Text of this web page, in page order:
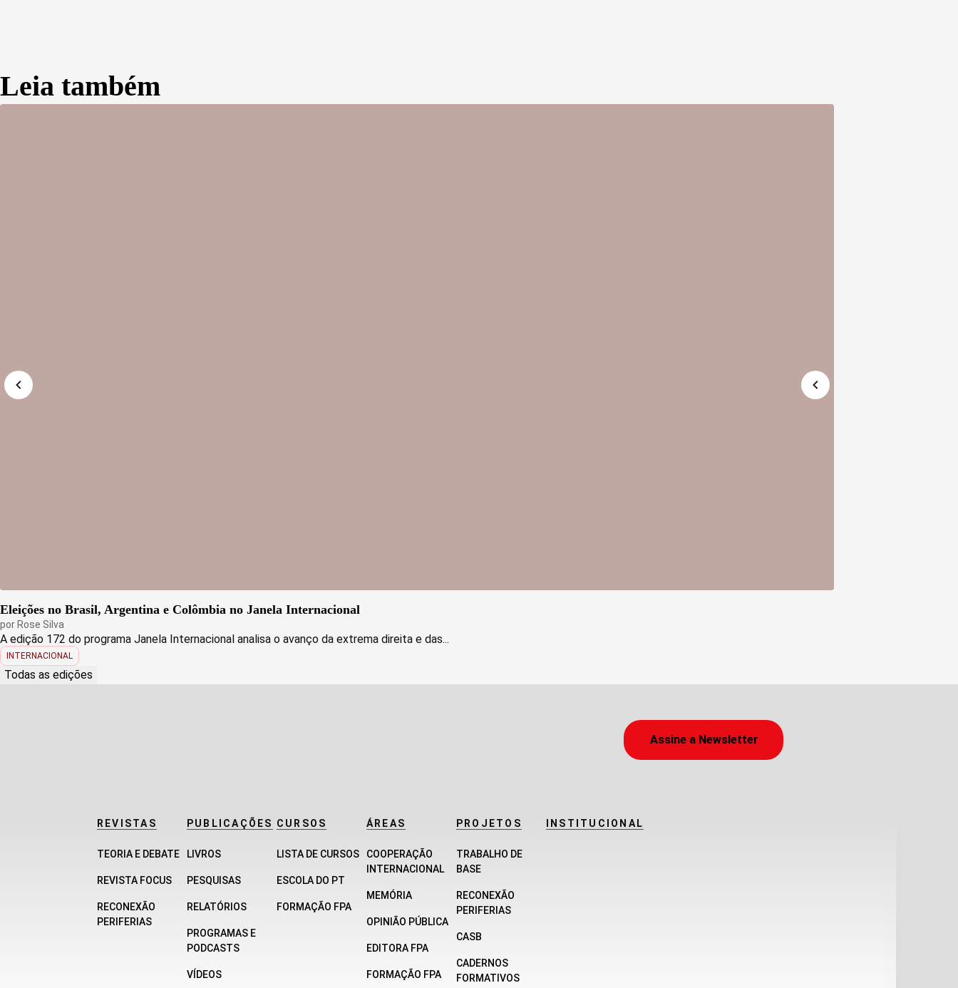
Leia também
Eleições no Brasil, Argentina e Colômbia no Janela Internacional
por Rose Silva
A edição 172 do programa Janela Internacional analisa o avanço da extrema direita e das...
INTERNACIONAL
Todas as edições
Assine a Newsletter
REVISTAS
TEORIA E DEBATE
REVISTA FOCUS
RECONEXÃO
PERIFERIAS
PUBLICAÇÕES
LIVROS
PESQUISAS
RELATÓRIOS
PROGRAMAS E
PODCASTS
VÍDEOS
CURSOS
LISTA DE CURSOS
ESCOLA DO PT
FORMAÇÃO FPA
ÁREAS
COOPERAÇÃO
INTERNACIONAL
MEMÓRIA
OPINIÃO PÚBLICA
EDITORA FPA
FORMAÇÃO FPA
PROJETOS
TRABALHO DE
BASE
RECONEXÃO
PERIFERIAS
CASB
CADERNOS
FORMATIVOS
INSTITUCIONAL